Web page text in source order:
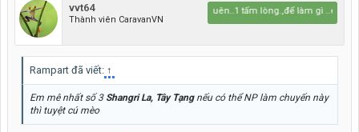
vvt64
Thành viên CaravanVN
sống trên đời,phải có 1 tấm chồng..quên..1 tấm lòng.,để làm gì ..em biết
Rampart đã viết: ↑
Em mê nhất số 3 Shangri La, Tây Tạngnếu có thể NP làm chuyến này
thì tuyệt cú mèo